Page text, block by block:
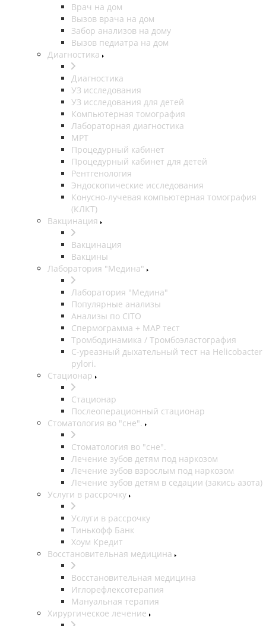
Врач на дом
Вызов врача на дом
Забор анализов на дому
Вызов педиатра на дом
Диагностика
Диагностика
УЗ исследования
УЗ исследования для детей
Компьютерная томография
Лабораторная диагностика
МРТ
Процедурный кабинет
Процедурный кабинет для детей
Рентгенология
Эндоскопические исследования
Конусно-лучевая компьютерная томография
(КЛКТ)
Вакцинация
Вакцинация
Вакцины
Лаборатория "Медина"
Лаборатория "Медина"
Популярные анализы
Анализы по CITO
Спермограмма + МАР тест
Тромбодинамика / Тромбоэластография
С-уреазный дыхательный тест на Helicobacter
pylori.
Стационар
Стационар
Послеоперационный стационар
Стоматология во "сне".
Стоматология во "сне".
Лечение зубов детям под наркозом
Лечение зубов взрослым под наркозом
Лечение зубов детям в седации (закись азота)
Услуги в рассрочку
Услуги в рассрочку
Тинькофф Банк
Хоум Кредит
Восстановительная медицина
Восстановительная медицина
Иглорефлексотерапия
Мануальная терапия
Хирургическое лечение